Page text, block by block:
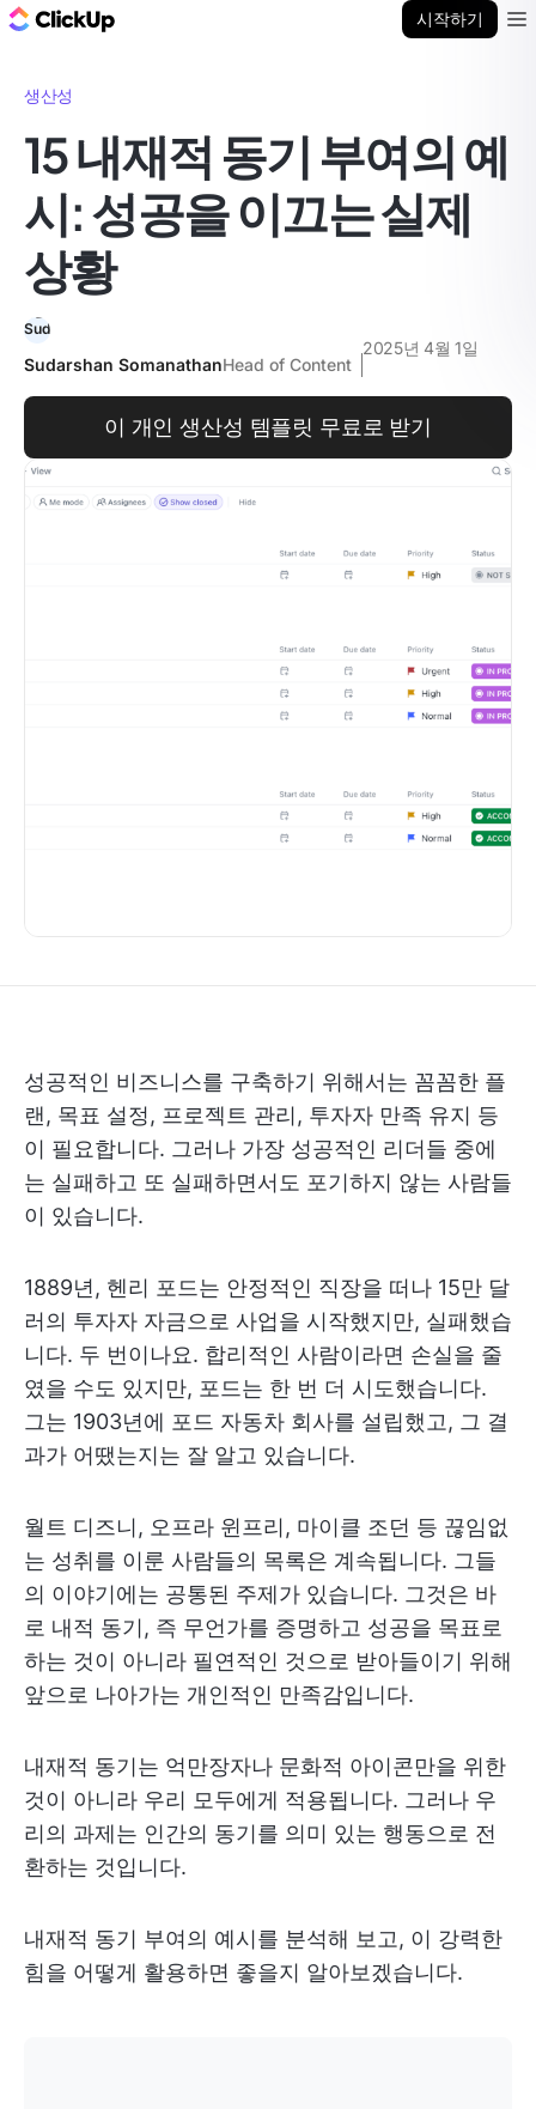
시작하기
생산성
15 내재적 동기 부여의 예
시: 성공을 이끄는 실제
상황
Sudarshan SomanathanHead of Content
2025년 4월 1일
이 개인 생산성 템플릿 무료로 받기
성공적인 비즈니스를 구축하기 위해서는 꼼꼼한 플
랜, 목표 설정, 프로젝트 관리, 투자자 만족 유지 등
이 필요합니다. 그러나 가장 성공적인 리더들 중에
는 실패하고 또 실패하면서도 포기하지 않는 사람들
이 있습니다.
1889년, 헨리 포드는 안정적인 직장을 떠나 15만 달
러의 투자자 자금으로 사업을 시작했지만, 실패했습
니다. 두 번이나요. 합리적인 사람이라면 손실을 줄
였을 수도 있지만, 포드는 한 번 더 시도했습니다.
그는 1903년에 포드 자동차 회사를 설립했고, 그 결
과가 어땠는지는 잘 알고 있습니다.
월트 디즈니, 오프라 윈프리, 마이클 조던 등 끊임없
는 성취를 이룬 사람들의 목록은 계속됩니다. 그들
의 이야기에는 공통된 주제가 있습니다. 그것은 바
로 내적 동기, 즉 무언가를 증명하고 성공을 목표로
하는 것이 아니라 필연적인 것으로 받아들이기 위해
앞으로 나아가는 개인적인 만족감입니다.
내재적 동기는 억만장자나 문화적 아이콘만을 위한
것이 아니라 우리 모두에게 적용됩니다. 그러나 우
리의 과제는 인간의 동기를 의미 있는 행동으로 전
환하는 것입니다.
내재적 동기 부여의 예시를 분석해 보고, 이 강력한
힘을 어떻게 활용하면 좋을지 알아보겠습니다.